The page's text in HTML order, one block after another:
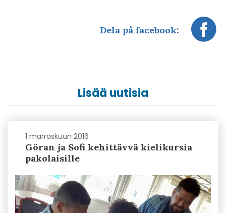
Dela på facebook:
Lisää uutisia
1 marraskuun 2016
Göran ja Sofi kehittävvä kielikursia
pakolaisille